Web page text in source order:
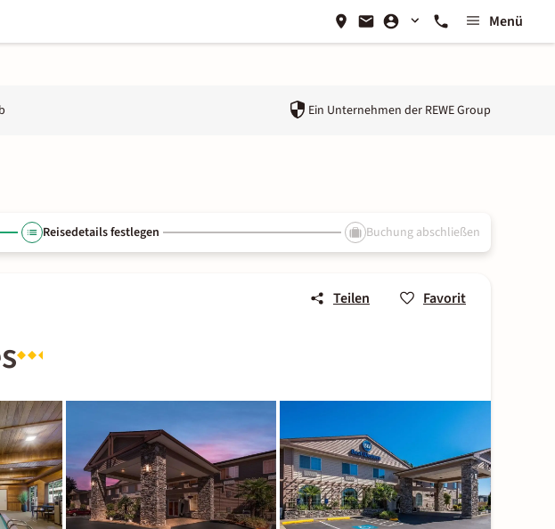
Menü
Ein Unternehmen der REWE Group
Reisedetails festlegen Buchung abschließen
Teilen Favorit